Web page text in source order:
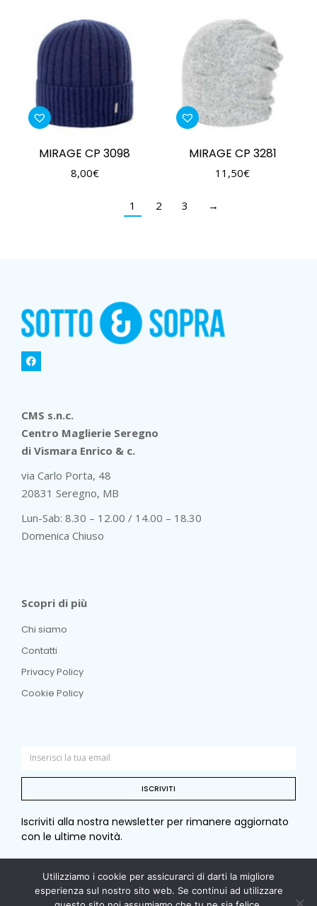
MIRAGE CP 3098
8,00€
MIRAGE CP 3281
11,50€
1 2 3 →
CMS s.n.c.
Centro Maglierie Seregno
di Vismara Enrico & c.
via Carlo Porta, 48
20831 Seregno, MB
Lun-Sab: 8.30 – 12.00 / 14.00 – 18.30
Domenica Chiuso
Scopri di più
Chi siamo
Contatti
Privacy Policy
Cookie Policy
ISCRIVITI
Iscriviti alla nostra newsletter per rimanere aggiornato
con le ultime novità.
© Copyright 2026 Sotto e sopra. Tutti i diritti riservati. –
Utilizziamo i cookie per assicurarci di darti la migliore
esperienza sul nostro sito web. Se continui ad utilizzare